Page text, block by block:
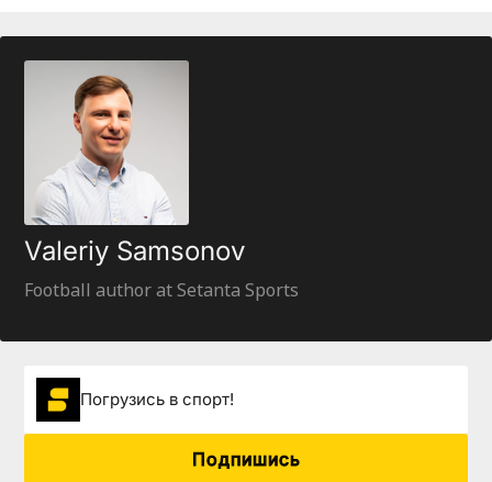
Valeriy Samsonov
Football author at Setanta Sports
Погрузиcь в спорт!
Подпишись